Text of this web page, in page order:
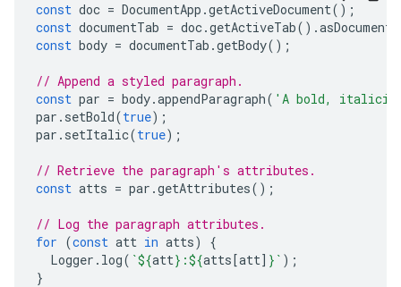
const doc = DocumentApp .getActiveDocument();
const documentTab = doc.getActiveTab().
const body = documentTab .getBody();
// Append a styled paragraph.
const par = body.appendParagraph( 'A bold,
par . setBold(true);
par . setItalic(true);
// Retrieve the paragraph's attributes.
const atts = par .getAttributes();
// Log the paragraph attributes.
for (const att in atts)
{
Logger . log( `${att} :${atts[att] } ` );
}